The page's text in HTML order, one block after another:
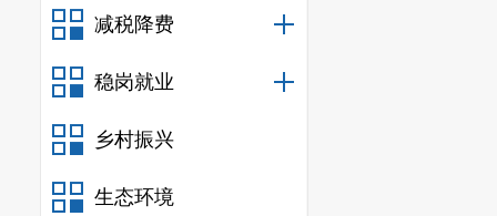
减税降费
稳岗就业
乡村振兴
生态环境